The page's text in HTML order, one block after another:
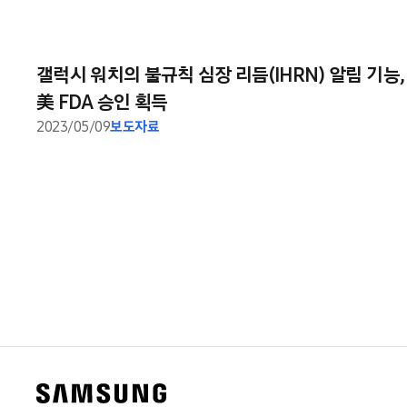
갤럭시 워치의 불규칙 심장 리듬(IHRN) 알림 기능,
美 FDA 승인 획득
2023/05/09보도자료